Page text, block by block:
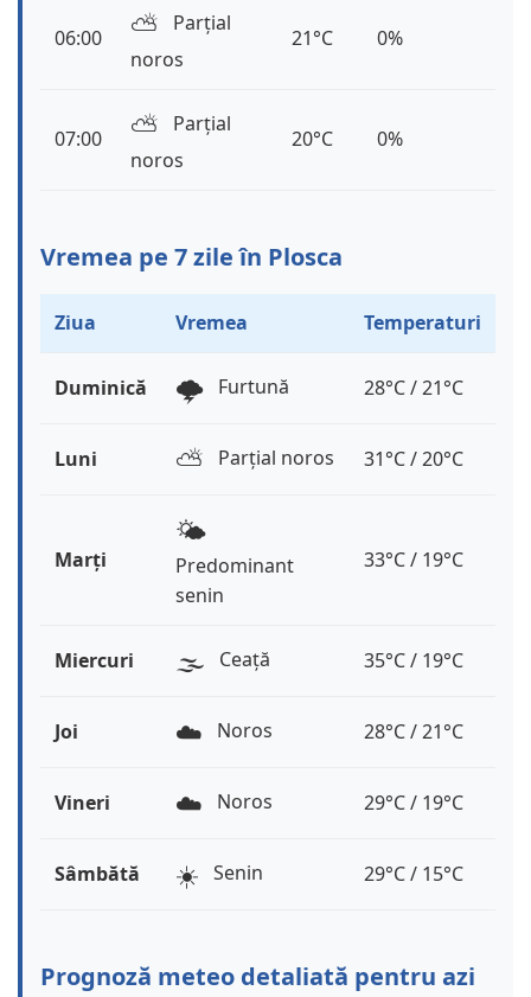
06:00 ⛅️
Parțial
noros
21°C 0%
07:00 ⛅️
Parțial
noros
20°C 0%
Vremea pe 7 zile în Plosca
Ziua Vremea Temperaturi
Duminică 🌩️ Furtună 28°C / 21°C
Luni ⛅️ Parțial noros 31°C / 20°C
Marți
🌤️
Predominant
senin
33°C / 19°C
Miercuri 🌫️ Ceață 35°C / 19°C
Joi ☁️ Noros 28°C / 21°C
Vineri ☁️ Noros 29°C / 19°C
Sâmbătă ☀️ Senin 29°C / 15°C
Prognoză meteo detaliată pentru azi